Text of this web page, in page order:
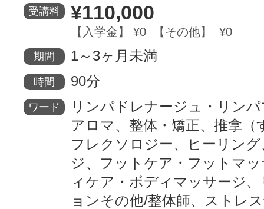
受講料 ¥110,000
【入学金】 ¥0 【その他】 ¥0
期間 1～3ヶ月未満
時間 90分
ワード
リンパドレナージュ・リン
アロマ、整体・矯正、推拿（
フレクソロジー、ヒーリン
ジ、フットケア・フットマ
ィケア・ボディマッサージ
ョンその他/整体師、ストレ